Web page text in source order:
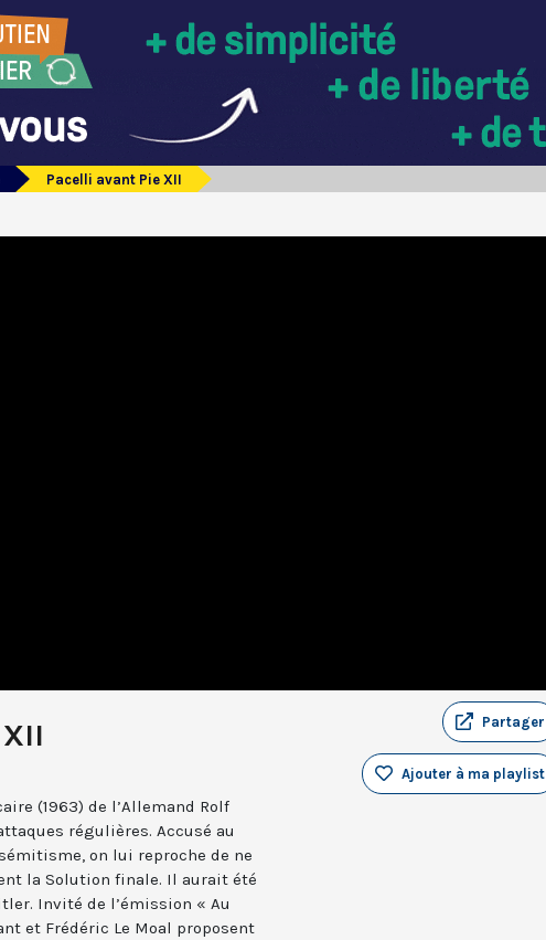
Pacelli avant Pie XII
Partager
Ajouter à ma playlist
(1963) de l’Allemand Rolf
régulières. Accusé au
on lui reproche de ne
la Solution finale. Il aurait été
Invité de l’émission « Au
et Frédéric Le Moal proposent